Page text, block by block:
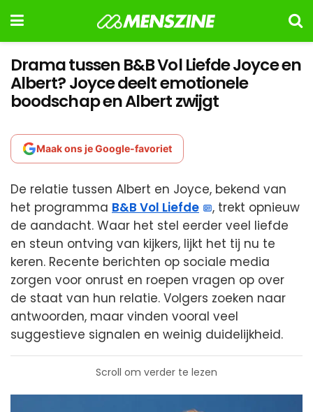
Drama tussen B&B Vol Liefde Joyce en
Albert? Joyce deelt emotionele
boodschap en Albert zwijgt
Maak ons je Google-favoriet
De relatie tussen Albert en Joyce, bekend van
het programma B&B Vol Liefde
, trekt opnieuw
de aandacht. Waar het stel eerder veel liefde
en steun ontving van kijkers, lijkt het tij nu te
keren. Recente berichten op sociale media
zorgen voor onrust en roepen vragen op over
de staat van hun relatie. Volgers zoeken naar
antwoorden, maar vinden vooral veel
suggestieve signalen en weinig duidelijkheid.
Scroll om verder te lezen